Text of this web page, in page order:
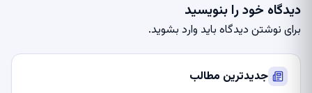
دیدگاه خود را بنویسید
برای نوشتن دیدگاه باید وارد بشوید.
جدیدترین مطالب